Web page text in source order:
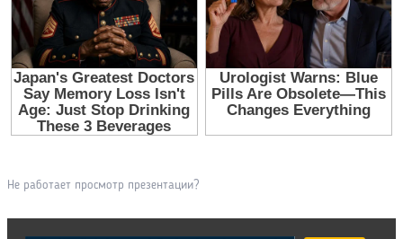
Не работает просмотр презентации?